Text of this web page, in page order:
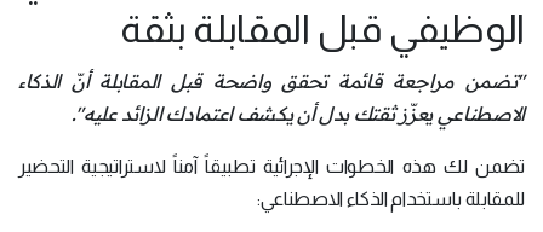
الوظيفي قبل المقابلة بثقة
"تضمن مراجعة قائمة تحقق واضحة قبل المقابلة أنّ الذكاء
الاصطناعي يعزّز ثقتك بدل أن يكشف اعتمادك الزائد عليه".
تضمن لك هذه الخطوات الإجرائية تطبيقاً آمناً لاستراتيجية التحضير
للمقابلة باستخدام الذكاء الاصطناعي: